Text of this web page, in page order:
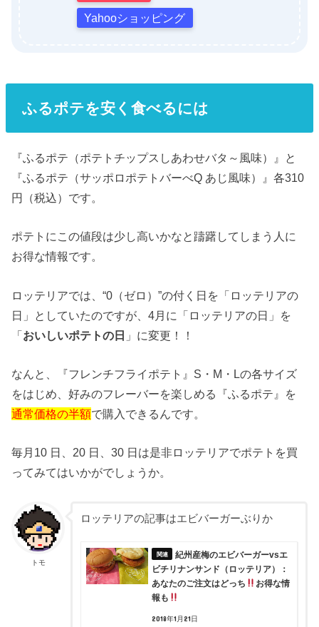
Yahooショッピング
ふるポテを安く食べるには
『ふるポテ（ポテトチップスしあわせバタ～風味）』と
『ふるポテ（サッポロポテトバーべQ あじ風味）』各310
円（税込）です。
ポテトにこの値段は少し高いかなと躊躇してしまう人に
お得な情報です。
ロッテリアでは、“0（ゼロ）”の付く日を「ロッテリアの
日」としていたのですが、4月に「ロッテリアの日」を
「おいしいポテトの日 」に変更！！
なんと、『フレンチフライポテト』S・M・Lの各サイズ
をはじめ、好みのフレーバーを楽しめる『ふるポテ』を
通常価格の半額で購入できるんです。
毎月10 日、20 日、30 日は是非ロッテリアでポテトを買
ってみてはいかがでしょうか。
トモ
ロッテリアの記事はエビバーガーぶりか
紀州産梅のエビバーガーvsエ
ビチリナンサンド（ロッテリア）：
あなたのご注文はどっち
お得な情
報も
2018年1月21日